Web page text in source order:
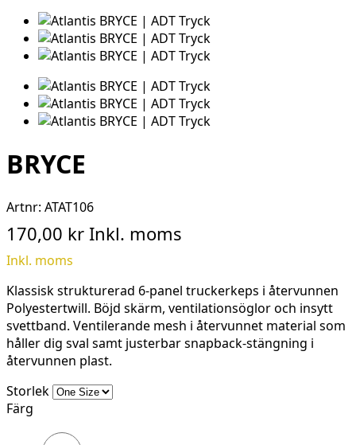
BRYCE
Artnr: ATAT106
170,00 kr Inkl. moms
Inkl. moms
Klassisk strukturerad 6-panel truckerkeps i återvunnen
Polyestertwill. Böjd skärm, ventilationsöglor och insytt
svettband. Ventilerande mesh i återvunnet material som
håller dig sval samt justerbar snapback-stängning i
återvunnen plast.
Storlek
Färg